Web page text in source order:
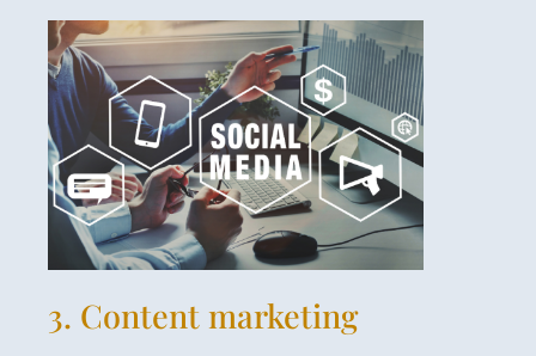
3. Content marketing